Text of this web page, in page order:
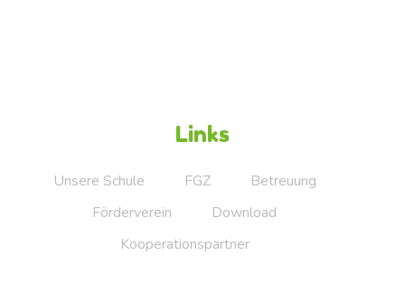
Links
Unsere Schule FGZ
Betreuung
Förderverein
Download
Kooperationspartner